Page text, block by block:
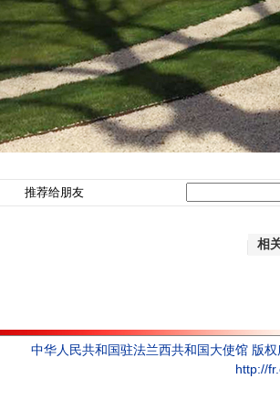
推荐给朋友
相
中华人民共和国驻法兰西共和国大使馆 版
http://